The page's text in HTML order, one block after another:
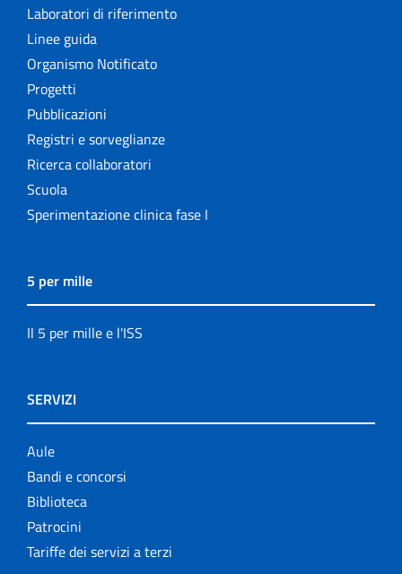
Laboratori di riferimento
Linee guida
Organismo Notificato
Progetti
Pubblicazioni
Registri e sorveglianze
Ricerca collaboratori
Scuola
Sperimentazione clinica fase I
5 per mille
Il 5 per mille e l'ISS
SERVIZI
Aule
Bandi e concorsi
Biblioteca
Patrocini
Tariffe dei servizi a terzi